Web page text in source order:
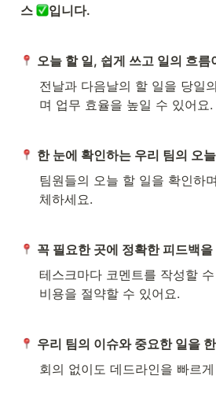
스
입니다.
오늘 할 일, 쉽게 쓰고 일의 흐름
전날과 다음날의 할 일을 당일
며 업무 효율을 높일 수 있어요.
한 눈에 확인하는 우리 팀의 오늘
팀원들의 오늘 할 일을 확인하
체하세요.
꼭 필요한 곳에 정확한 피드백을
테스크마다 코멘트를 작성할
비용을 절약할 수 있어요.
우리 팀의 이슈와 중요한 일을
회의 없이도 데드라인을 빠르